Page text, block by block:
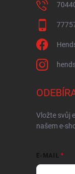
Vložte svůj
našem e-
E-MAIL